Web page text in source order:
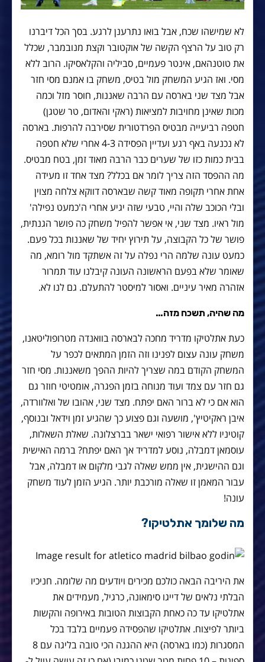
לא שמישהו שכח, אבל בואו נתרענן לרגע. בסך הכל דיברנו
רק טוב על הרצף הקשה של אוקטובר וקצת מנובמבר, שכלל
את טוטנהאם, אינטר פעמיים, סביליה והקלאסיקו. הרוב ללא
מסי. ואז הגיע המשחק מול בטיס, משחק בו אמנם מסי חזר
אבל מצד שני בארסה עם הרבה שאננות, חוסר מזל וכמה
מכות שאינן מחויבות למציאות (ראקי והאדום, טר שטגן)
חטפה רביעייה מבטיס הפרדטורית שסירבה להרפות. בארסה
לא נכנעה באף רגע ועדיין הפסידה 4-3 אחרי שלא חטפה
בבית כמות כזו של שערים כבר הרבה מאוד זמן, בטח מבטיס.
מה ההפסד הזה צריך לומר אם בכלל? מצד אחד זו מעידה
אחת אחרי תקופה מאוד קשה שבארסה דווקא צלחה מצוין
ובלי הכוכב שלה והיי, טבעי שזה יגיע אחרי ה'כמעט נפילה'
מול ראיו. מצד שני, אי אפשר להפיל משחק כה פושר הגנתית,
פושר של כל הקבוצה, על תירוץ יחיד של שאננות בכל פעם.
כמעט עונה שלמה הרי נפלה על זה אשתקד מול רומא, מה
שאומר שלא בפעם הראשונה העונה קיבלנו עוד תמרור
אזהרה מאיר עיניים. ואסור למיסטר להתעלם. גם לנו לא.
מה שהיה, תשכח מזה…
כעת אתלטיקו מדריד מחכה לבארסה בוואנדה מטרופוליטאנו,
משחק עונה עצום לפנינו וזה הזמן המתאים לכפר על
המשחק הקודם במה שצריך להיות ההפך משאננות. מסי חזר
גם חזר עם צמד ועוד מנוחה בזמן הפגרה, אומטיטי חוזר גם
הוא אם כי לא ברור האם יפתח. מצד שני, אהובו של ואלוורדה,
איבן ראקיטיץ', מושעה וגם פצוע כך שהגיע זמן וידאל ובנוסף,
קוטיניו ללא אישור רפואי ישאר בברצלונה. שאלת השאלות,
עוסמאן דמבלה, נוסע למדריד אך האם יפתח? ברמה האישית
וגם ההישגית, אין ממש שאלה לגבי מלקום או דמבלה, אבל
עבור המאמן זו שאלה מורכבת יותר. הגיע הזמן לעוד משחק
עונה!
מה שלומך אתלטיקו?
את היריבה הבאה כולכם מכירים ויודעים מה שלומה. חניכיו
הבלתי נלאים של דייגו סימאונה, כרגיל, מעמידים את
אתלטיקו עד כה כאחת הקבוצות הטובות באירופה והקשות
ביותר לפיצוח. אתלטיקו שהפסידה פעמיים בלבד בכל
המסגרות (כמו בארסה) היא ההגנה הכי טובה בליגה עם 8